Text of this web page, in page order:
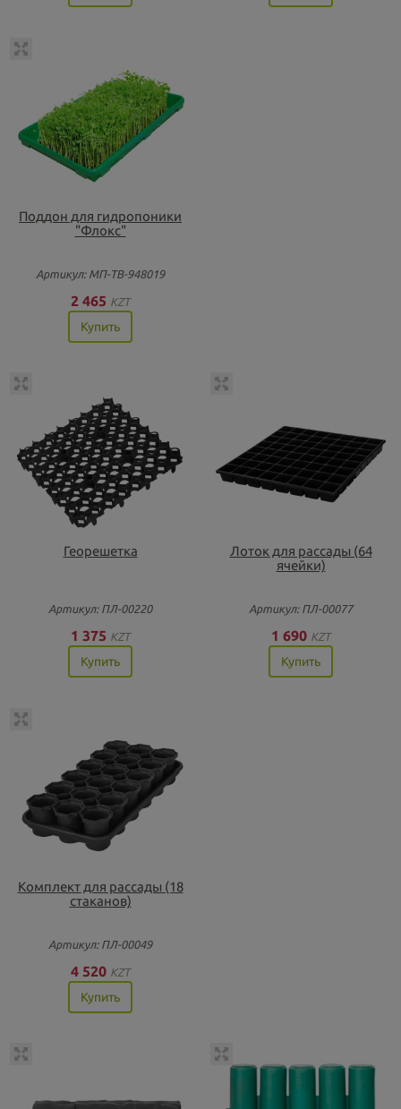
Поддон для гидропоники
"Флокс"
Артикул: МП-ТВ-948019
2 465 KZT
Купить
Георешетка
Артикул: ПЛ-00220
1 375 KZT
Купить
Лоток для рассады (64
ячейки)
Артикул: ПЛ-00077
1 690 KZT
Купить
Комплект для рассады (18
стаканов)
Артикул: ПЛ-00049
4 520 KZT
Купить